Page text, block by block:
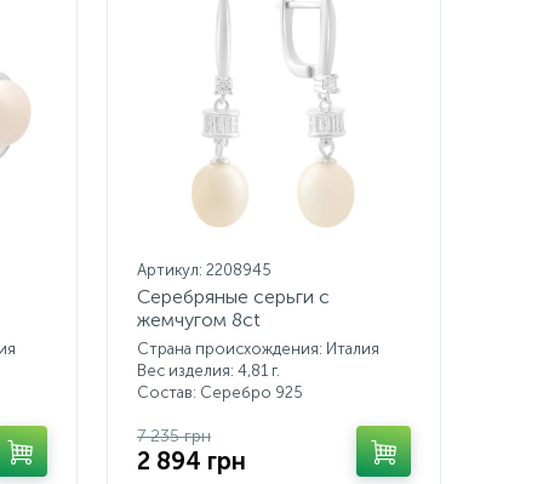
Артикул: 2208945
Серебряные серьги с
жемчугом 8ct
Страна происхождения: Италия
Вес изделия: 4,81 г.
Состав: Серебро 925
7 235 грн
2 894 грн